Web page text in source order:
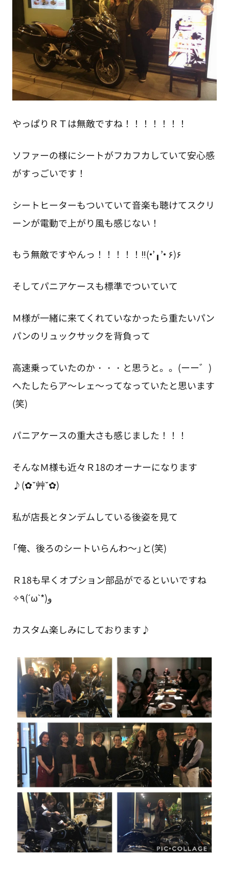
やっぱりＲＴは無敵ですね！！！！！！！
ソファーの様にシートがフカフカしていて安心感
がすっごいです！
シートヒーターもついていて音楽も聴けてスクリ
ーンが電動で上がり風も感じない！
もう無敵ですやんっ！！！！！‼(•’╻’• ۶)۶
そしてパニアケースも標準でついていて
Ｍ様が一緒に来てくれていなかったら重たいパン
パンのリュックサックを背負って
高速乗っていたのか・・・と思うと。。(ーー゛)
へたしたらア～レェ～ってなっていたと思います
(笑)
パニアケースの重大さも感じました！！！
そんなＭ様も近々Ｒ18のオーナーになります
♪(✿˘艸˘✿)
私が店長とタンデムしている後姿を見て
「俺、後ろのシートいらんわ～」と(笑)
Ｒ18も早くオプション部品がでるといいですね
✧٩(ˊωˋ*)و
カスタム楽しみにしております♪